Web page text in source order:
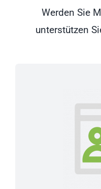
Werden Sie
unterstützen